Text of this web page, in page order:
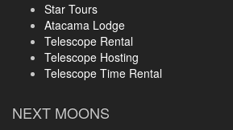
Star Tours
Atacama Lodge
Telescope Rental
Telescope Hosting
Telescope Time Rental
NEXT MOONS